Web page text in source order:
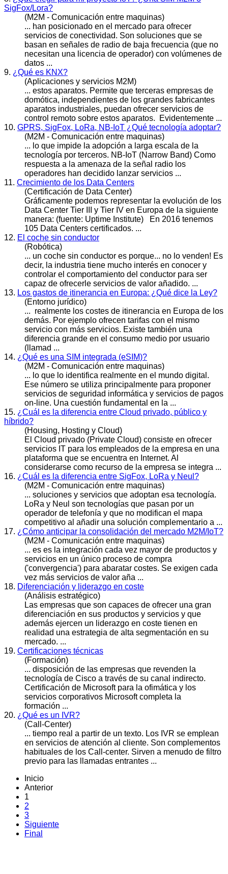
SigFox/Lora?
(M2M - Comunicación entre maquinas)
... han posicionado en el mercado para ofrecer
servicios de conectividad. Son soluciones que se
basan en señales de radio de baja frecuencia (que no
necesitan una licencia de operador) con volúmenes de
datos ...
9. ¿Qué es KNX?
(Aplicaciones y servicios M2M)
... estos aparatos. Permite que terceras empresas de
domótica, independientes de los grandes fabricantes
aparatos industriales, puedan ofrecer servicios de
control remoto sobre estos aparatos. Evidentemente ...
10. GPRS, SigFox, LoRa, NB-IoT ¿Qué tecnología adoptar?
(M2M - Comunicación entre maquinas)
... lo que impide la adopción a larga escala de la
tecnología por terceros. NB-IoT (Narrow Band) Como
respuesta a la amenaza de la señal radio los
operadores han decidido lanzar servicios ...
11. Crecimiento de los Data Centers
(Certificación de Data Center)
Gráficamente podemos representar la evolución de los
Data Center Tier III y Tier IV en Europa de la siguiente
manera: (fuente: Uptime Institute) En 2016 tenemos
105 Data Centers certificados. ...
12. El coche sin conductor
(Robótica)
... un coche sin conductor es porque... no lo venden! Es
decir, la industria tiene mucho interés en conocer y
controlar el comportamiento del conductor para ser
capaz de ofrecerle servicios de valor añadido. ...
13. Los gastos de itinerancia en Europa: ¿Qué dice la Ley?
(Entorno jurídico)
... realmente los costes de itinerancia en Europa de los
demás. Por ejemplo ofrecen tarifas con el mismo
servicio con más servicios. Existe también una
diferencia grande en el consumo medio por usuario
(llamad ...
14. ¿Qué es una SIM integrada (eSIM)?
(M2M - Comunicación entre maquinas)
... lo que lo identifica realmente en el mundo digital.
Ese número se utiliza principalmente para proponer
servicios de seguridad informática y servicios de pagos
on-line. Una cuestión fundamental en la ...
15. ¿Cuál es la diferencia entre Cloud privado, público y
híbrido?
(Housing, Hosting y Cloud)
El Cloud privado (Private Cloud) consiste en ofrecer
servicios IT para los empleados de la empresa en una
plataforma que se encuentra en Internet. Al
considerarse como recurso de la empresa se integra ...
16. ¿Cuál es la diferencia entre SigFox, LoRa y Neul?
(M2M - Comunicación entre maquinas)
... soluciones y servicios que adoptan esa tecnología.
LoRa y Neul son tecnologías que pasan por un
operador de telefonía y que no modifican el mapa
competitivo al añadir una solución complementario a ...
17. ¿Cómo anticipar la consolidación del mercado M2M/IoT?
(M2M - Comunicación entre maquinas)
... es es la integración cada vez mayor de productos y
servicios en un único proceso de compra
('convergencia') para abaratar costes. Se exigen cada
vez más servicios de valor aña ...
18. Diferenciación y liderazgo en coste
(Análisis estratégico)
Las empresas que son capaces de ofrecer una gran
diferenciación en sus productos y servicios y que
además ejercen un liderazgo en coste tienen en
realidad una estrategia de alta segmentación en su
mercado. ...
19. Certificaciones técnicas
(Formación)
... disposición de las empresas que revenden la
tecnología de Cisco a través de su canal indirecto.
Certificación de Microsoft para la ofimática y los
servicios corporativos Microsoft completa la
formación ...
20. ¿Qué es un IVR?
(Call-Center)
... tiempo real a partir de un texto. Los IVR se emplean
en servicios de atención al cliente. Son complementos
habituales de los Call-center. Sirven a menudo de filtro
previo para las llamadas entrantes ...
Inicio
Anterior
1
2
3
Siguiente
Final